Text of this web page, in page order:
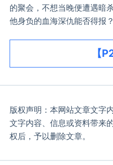
的聚会，不想当晚便遭遇暗
他身负的血海深仇能否得报
【
版权声明：本网站文章文字
文字内容、信息或资料带来
权后，予以删除文章。